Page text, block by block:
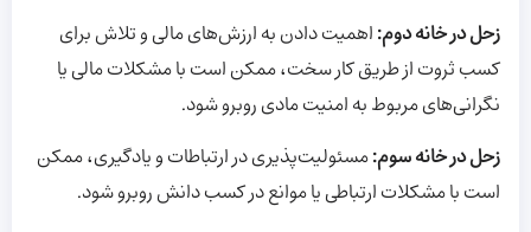
زحل در خانه دوم:اهمیت دادن به ارزش‌های مالی و تلاش برای
کسب ثروت از طریق کار سخت، ممکن است با مشکلات مالی یا
نگرانی‌های مربوط به امنیت مادی روبرو شود.
زحل در خانه سوم:مسئولیت‌پذیری در ارتباطات و یادگیری، ممکن
است با مشکلات ارتباطی یا موانع در کسب دانش روبرو شود.